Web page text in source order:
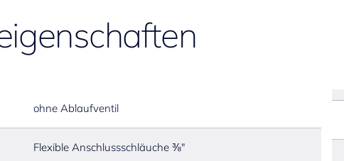
ohne Ablaufventil
Flexible Anschlussschläuche ⅜"